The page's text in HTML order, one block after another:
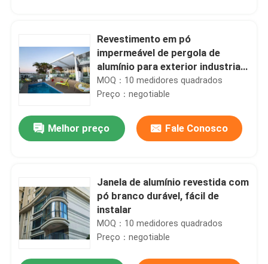
Revestimento em pó
impermeável de pergola de
alumínio para exterior industrial
Espessura opcional
MOQ：10 medidores quadrados
Preço：negotiable
Melhor preço Fale Conosco
Janela de alumínio revestida com
pó branco durável, fácil de
instalar
MOQ：10 medidores quadrados
Preço：negotiable